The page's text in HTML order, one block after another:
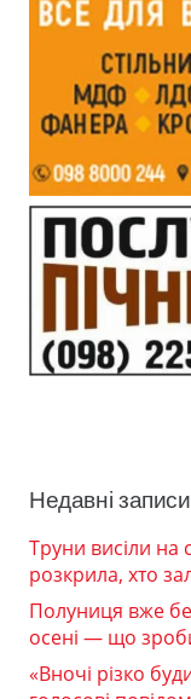
Недавні записи
Труни висіли на
розкрила, хто
Полуниця вже
осені — що
«Вночі різко